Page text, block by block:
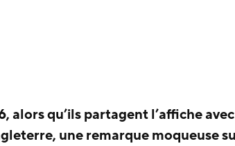
alors qu’ils partagent l’affiche
une remarque moqueuse